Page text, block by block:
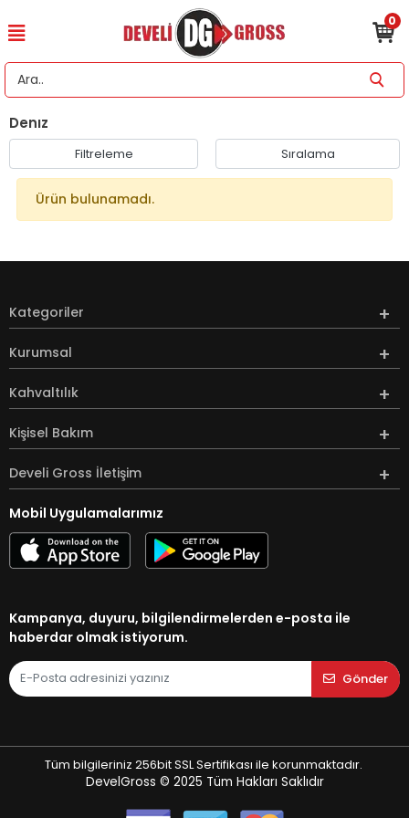
0
Denız
Filtreleme Sıralama
Ürün bulunamadı.
Kategoriler
Kurumsal
Kahvaltılık
Kişisel Bakım
Develi Gross İletişim
Mobil Uygulamalarımız
Kampanya, duyuru, bilgilendirmelerden e-posta ile
haberdar olmak istiyorum.
Gönder
Tüm bilgileriniz 256bit SSL Sertifikası ile korunmaktadır.
DevelGross © 2025 Tüm Hakları Saklıdır